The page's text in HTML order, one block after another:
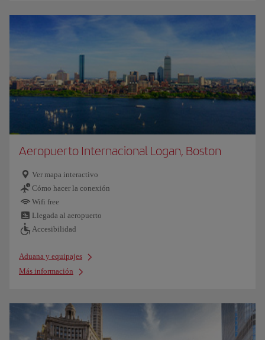
Aeropuerto Internacional Logan, Boston
Ver mapa interactivo
Cómo hacer la conexión
Wifi free
Llegada al aeropuerto
Accesibilidad
Aduana y equipajes
Más información